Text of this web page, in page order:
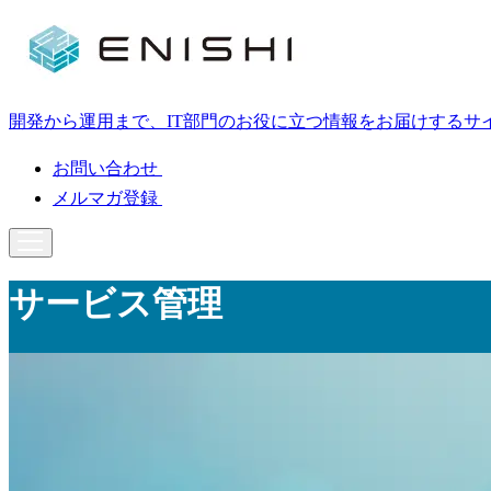
開発から運用まで、IT部門のお役に立つ情報をお届けするサ
お問い合わせ
メルマガ登録
サービス管理